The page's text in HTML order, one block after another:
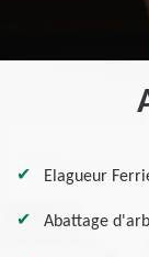
Elagueur
Abattage